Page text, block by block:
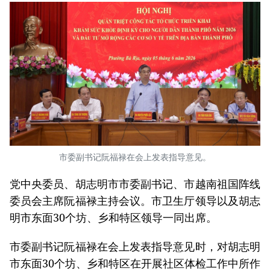
市委副书记阮福禄在会上发表指导意见。
党中央委员、胡志明市市委副书记、市越南祖国阵线
委员会主席阮福禄主持会议。市卫生厅领导以及胡志
明市东面30个坊、乡和特区领导一同出席。
市委副书记阮福禄在会上发表指导意见时，对胡志明
市东面30个坊、乡和特区在开展社区体检工作中所作